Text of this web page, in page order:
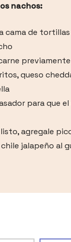
nachos:
cama de
queso
para que el
agregale
jalapeño al